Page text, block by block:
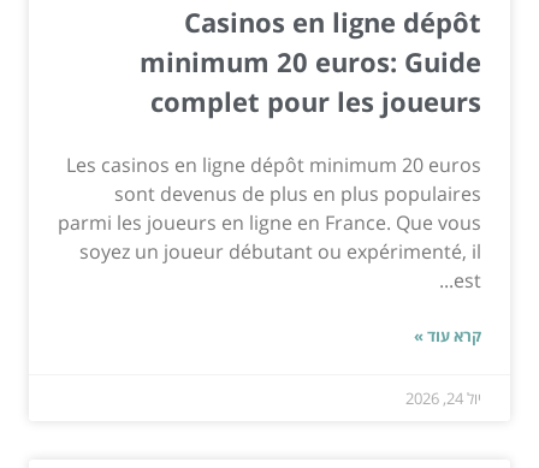
Casinos en ligne dépôt
minimum 20 euros: Guide
complet pour les joueurs
Les casinos en ligne dépôt minimum 20 euros
sont devenus de plus en plus populaires
parmi les joueurs en ligne en France. Que vous
soyez un joueur débutant ou expérimenté, il
est...
קרא עוד »
יול 24, 2026